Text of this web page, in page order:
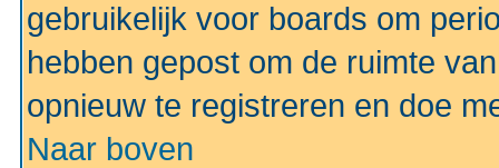
gebruikelijk voor boards om
hebben gepost om de ruimte
opnieuw te registreren en doe
Naar boven